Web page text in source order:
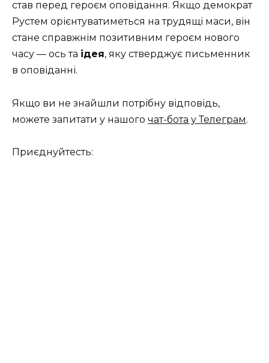
став перед героєм оповідання. Якщо демократ
Рустем орієнтуватиметься на трудящі маси, він
стане справжнім позитивним героєм нового
часу — ось та ідея, яку стверджує письменник
в оповіданні.
Якщо ви не знайшли потрібну відповідь,
можете запитати у нашого чат-бота у Телеграм.
Приєднуйтесть: